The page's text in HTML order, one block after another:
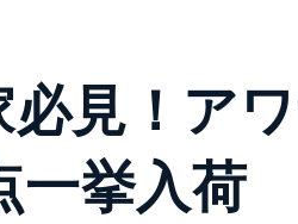
見！ア
一挙入荷